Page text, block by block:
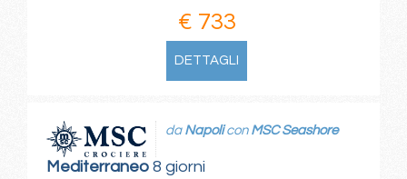
€ 733
DETTAGLI
Mediterraneo8 giorni
da Napolicon MSC Seashore